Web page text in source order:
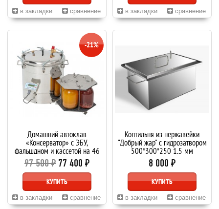
в закладки сравнение в закладки сравнение
Домашний автоклав
«Консерватор» с ЭБУ,
фальшдном и кассетой на 46
литров
97 500 ₽ 77 400 ₽
-21%
КУПИТЬ
в закладки сравнение
Коптильня из нержавейки
"Добрый жар" с гидрозатвором
500*300*250 1,5 мм
8 000 ₽
КУПИТЬ
в закладки сравнение